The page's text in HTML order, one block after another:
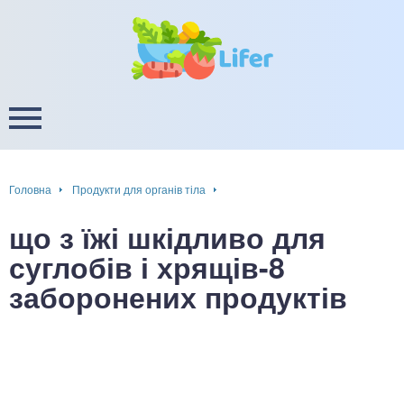
Головна Продукти для органів тіла
що з їжі шкідливо для
суглобів і хрящів-8
заборонених продуктів
/ звуження судин
енергії, уваги